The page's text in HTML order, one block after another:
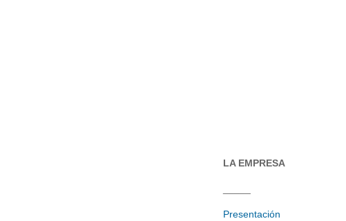
LA EMPRESA
Presentación